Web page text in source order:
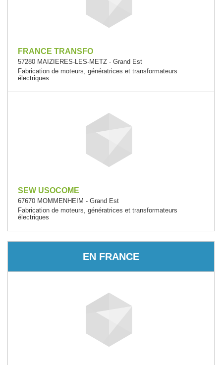
FRANCE TRANSFO
57280 MAIZIERES-LES-METZ - Grand Est
Fabrication de moteurs, génératrices et transformateurs
électriques
SEW USOCOME
67670 MOMMENHEIM - Grand Est
Fabrication de moteurs, génératrices et transformateurs
électriques
EN FRANCE